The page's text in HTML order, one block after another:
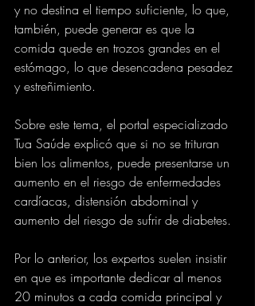
y no destina el tiempo suficiente, lo que,
también, puede generar es que la
comida quede en trozos grandes en el
estómago, lo que desencadena pesadez
y estreñimiento.
Sobre este tema, el portal especializado
Tua Saúde explicó que si no se trituran
bien los alimentos, puede presentarse un
aumento en el riesgo de enfermedades
cardíacas, distensión abdominal y
aumento del riesgo de sufrir de diabetes.
Por lo anterior, los expertos suelen insistir
en que es importante dedicar al menos
20 minutos a cada comida principal y